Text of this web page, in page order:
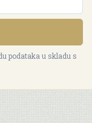
podataka u skladu s